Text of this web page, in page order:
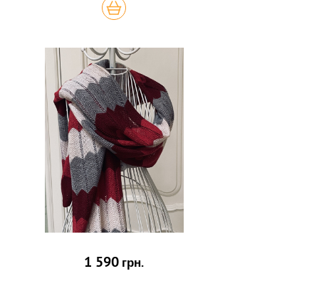
КУПИТЬ
1 590 грн.